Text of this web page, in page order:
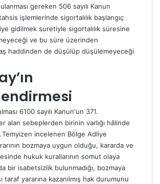
gereken 506 sayılı Kanun
işlemlerinde sigortalılık başlangıç
gidilmek suretiyle sigortalılık süresine
ve bu süre üzerinden
haddinden de düşülüp düşülemeyeceği
6100 sayılı Kanun'un 371.
alan sebeplerden birinin varlığı hâlinde
incelenen Bölge Adliye
bozmaya uygun olduğu, kararda ve
hukuk kurallarının somut olaya
bir isabetsizlik bulunmadığı, bozmaya
taraf yararına kazanılmış hak durumunu